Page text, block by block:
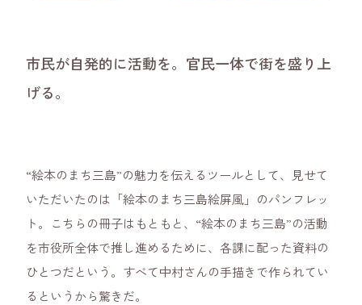
市民が自発的に活動を。官民一体で街を盛り上
げる。
“絵本のまち三島”の魅力を伝えるツールとして、見せて
いただいたのは「絵本のまち三島絵屏風」のパンフレッ
ト。こちらの冊子はもともと、“絵本のまち三島”の活動
を市役所全体で推し進めるために、各課に配った資料の
ひとつだという。すべて中村さんの手描きで作られてい
るというから驚きだ。